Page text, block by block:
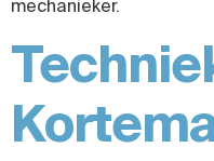
mechanieker.